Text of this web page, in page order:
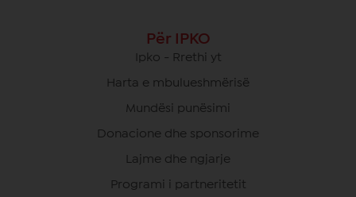
Për IPKO
Ipko - Rrethi yt
Harta e mbulueshmërisë
Mundësi punësimi
Donacione dhe sponsorime
Lajme dhe ngjarje
Programi i partneritetit